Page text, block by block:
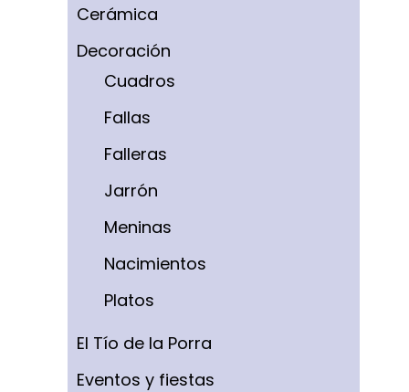
Cerámica
Decoración
Cuadros
Fallas
Falleras
Jarrón
Meninas
Nacimientos
Platos
El Tío de la Porra
Eventos y fiestas